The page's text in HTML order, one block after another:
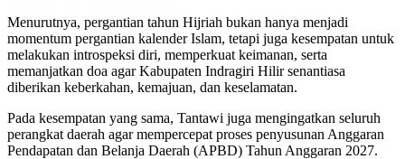
Menurutnya, pergantian tahun Hijriah bukan hanya menjadi
momentum pergantian kalender Islam, tetapi juga kesempatan untuk
melakukan introspeksi diri, memperkuat keimanan, serta
memanjatkan doa agar Kabupaten Indragiri Hilir senantiasa
diberikan keberkahan, kemajuan, dan keselamatan.
Pada kesempatan yang sama, Tantawi juga mengingatkan seluruh
perangkat daerah agar mempercepat proses penyusunan Anggaran
Pendapatan dan Belanja Daerah (APBD) Tahun Anggaran 2027.